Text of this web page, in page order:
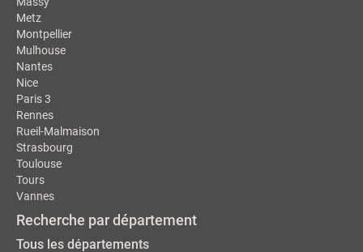
Metz
Montpellier
Mulhouse
Nantes
Nice
Paris 3
Rennes
Rueil-Malmaison
Strasbourg
Toulouse
Tours
Vannes
Recherche par département
Tous les départements